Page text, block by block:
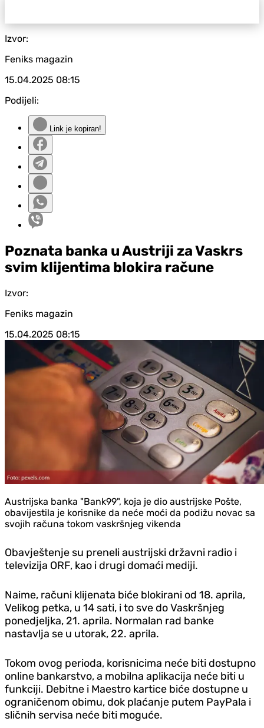
Izvor:
Feniks magazin
15.04.2025 08:15
Podijeli:
Link je kopiran!
Poznata banka u Austriji za Vaskrs
svim klijentima blokira račune
Izvor:
Feniks magazin
15.04.2025 08:15
Austrijska banka "Bank99", koja je dio austrijske Pošte,
obavijestila je korisnike da neće moći da podižu novac sa
svojih računa tokom vaskršnjeg vikenda
Obavještenje su preneli austrijski državni radio i
televizija ORF, kao i drugi domaći mediji.
Naime, računi klijenata biće blokirani od 18. aprila,
Velikog petka, u 14 sati, i to sve do Vaskršnjeg
poned‌jeljka, 21. aprila. Normalan rad banke
nastavlja se u utorak, 22. aprila.
Tokom ovog perioda, korisnicima neće biti dostupno
online bankarstvo, a mobilna aplikacija neće biti u
funkciji. Debitne i Maestro kartice biće dostupne u
ograničenom obimu, dok plaćanje putem PayPala i
sličnih servisa neće biti moguće.